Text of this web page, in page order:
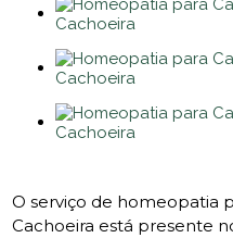
O serviço de homeopatia
Cachoeira está presente